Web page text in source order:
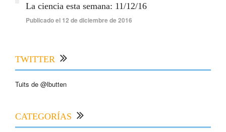
La ciencia esta semana: 11/12/16
Publicado el 12 de diciembre de 2016
TWITTER
Tuits de @lbutten
CATEGORÍAS